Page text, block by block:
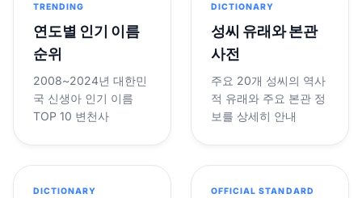
TRENDING
연도별 인기 이름
순위
2008~2024년 대한민
국 신생아 인기 이름
TOP 10 변천사
DICTIONARY
성씨 유래와 본관
사전
주요 20개 성씨의 역사
적 유래와 주요 본관 정
보를 상세히 안내
DICTIONARY OFFICIAL STANDARD